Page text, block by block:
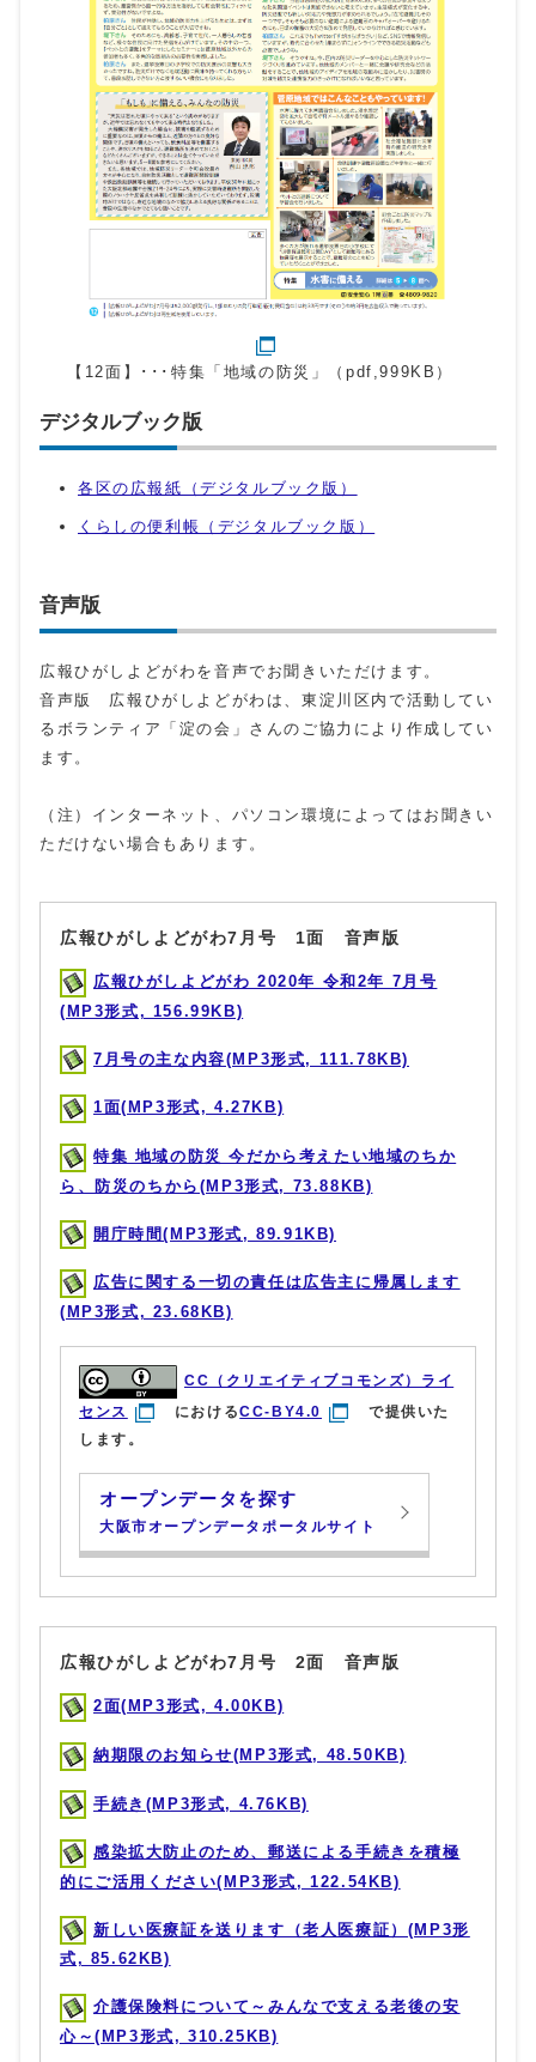
【12面】･･･特集「地域の防災」（pdf,999KB）
デジタルブック版
各区の広報紙（デジタルブック版）
くらしの便利帳（デジタルブック版）
音声版
広報ひがしよどがわを音声でお聞きいただけます。
音声版 広報ひがしよどがわは、東淀川区内で活動してい
るボランティア「淀の会」さんのご協力により作成してい
ます。
（注）インターネット、パソコン環境によってはお聞きい
ただけない場合もあります。
広報ひがしよどがわ7月号 1面 音声版
広報ひがしよどがわ 2020年 令和2年 7月号
(MP3形式, 156.99KB)
7月号の主な内容(MP3形式, 111.78KB)
1面(MP3形式, 4.27KB)
特集 地域の防災 今だから考えたい地域のちか
ら、防災のちから(MP3形式, 73.88KB)
開庁時間(MP3形式, 89.91KB)
広告に関する一切の責任は広告主に帰属します
(MP3形式, 23.68KB)
CC（クリエイティブコモンズ）ライ
センス
におけるCC-BY4.0
で提供いた
します。
オープンデータを探す
大阪市オープンデータポータルサイト
広報ひがしよどがわ7月号 2面 音声版
2面(MP3形式, 4.00KB)
納期限のお知らせ(MP3形式, 48.50KB)
手続き(MP3形式, 4.76KB)
感染拡大防止のため、郵送による手続きを積極
的にご活用ください(MP3形式, 122.54KB)
新しい医療証を送ります（老人医療証）(MP3形
式, 85.62KB)
介護保険料について～みんなで支える老後の安
心～(MP3形式, 310.25KB)